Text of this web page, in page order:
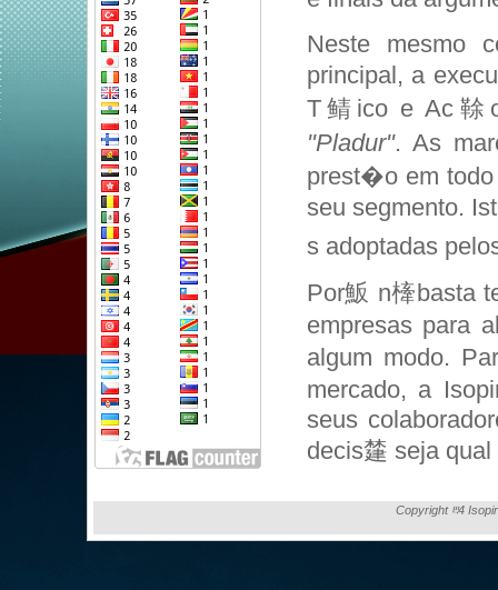
Neste mesmo
principal, a
T鲭ico e Ac䩣
"Pladur". As
prest�o em
seu segmento.
s adoptadas
Por魬 n㯠basta
empresas para
algum modo.
mercado, a
seus
decis㯬 seja
Copyright ⰱ4